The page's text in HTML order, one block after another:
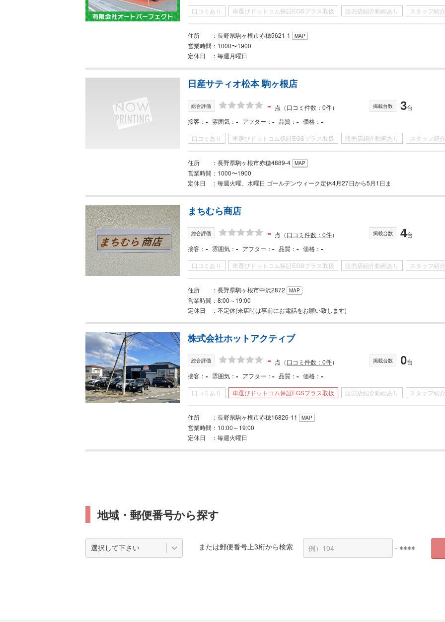
口コミあり 車選びドットコム保証EGSプラス取扱 販売店紹介動画あり スタッフ紹
住所 長野県駒ヶ根市赤穂5621-1 MAP
営業時間
1000〜1900
定休日
毎週月曜日
日産サティオ松本 駒ヶ根店
総合評価 - 点 （口コミ件数：0件）
接客
- 雰囲気 - アフター - 品質 - 価格 -
掲載台数 3台
口コミあり 車選びドットコム保証EGSプラス取扱 販売店紹介動画あり スタッフ紹
住所 長野県駒ヶ根市赤穂4889-4 MAP
営業時間
1000〜1900
定休日
毎週火曜、水曜日 ゴールデンウィーク定休4月27日から5月1日ま
まちむら商店
総合評価 - 点 （口コミ件数：0件）
接客
- 雰囲気 - アフター - 品質 - 価格 -
掲載台数 4台
口コミあり 車選びドットコム保証EGSプラス取扱 販売店紹介動画あり スタッフ紹
住所 長野県駒ヶ根市中沢2872 MAP
営業時間
8:00～19:00
定休日
不定休(来店時は事前にお電話をお願い致します)
株式会社ホットアクティブ
総合評価 - 点 （口コミ件数：0件）
接客
- 雰囲気 - アフター - 品質 - 価格 -
掲載台数 0台
口コミあり 車選びドットコム保証EGSプラス取扱 販売店紹介動画あり スタッフ紹
住所 長野県駒ヶ根市赤穂16826-11 MAP
営業時間
10:00～19:00
定休日
毎週火曜日
地域・郵便番号から探す
または郵便番号上3桁から検索 - ※※※※